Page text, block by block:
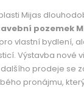
Mijas
pozemek
vlastní bydlení,
Výstavba nové
prodeje se
pronájmu,